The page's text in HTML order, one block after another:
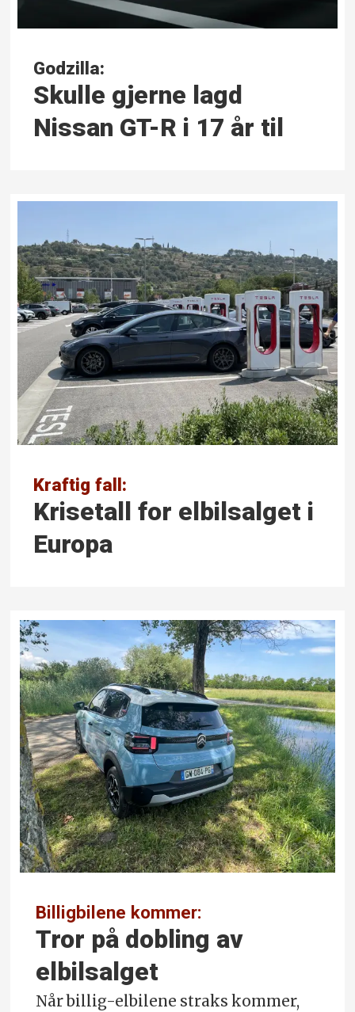
Godzilla:
Skulle gjerne lagd
Nissan GT-R i 17 år til
Kraftig fall:
Krisetall for elbilsalget i
Europa
Billigbilene kommer:
Tror på dobling av
elbilsalget
Når billig-elbilene straks kommer,